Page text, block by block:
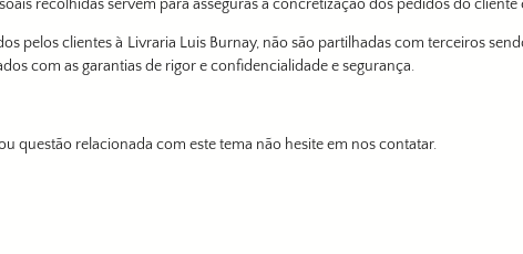
recolhidas servem para asseguras a concretização dos pedidos do
pelos clientes à Livraria Luis Burnay, não são partilhadas com terceiros
com as garantias de rigor e confidencialidade e segurança.
questão relacionada com este tema não hesite em nos contatar.